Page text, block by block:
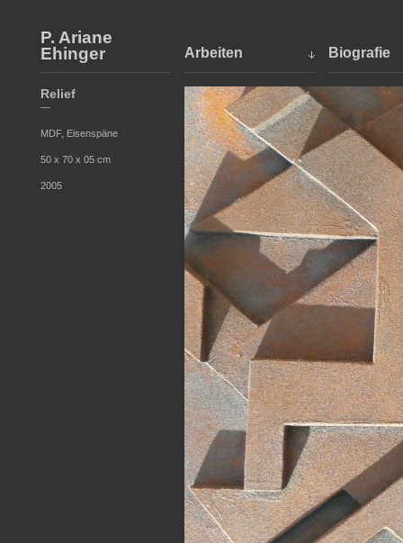
P. Ariane
Ehinger
Arbeiten Biografie
Relief
—
MDF, Eisenspäne
50 x 70 x 05 cm
2005